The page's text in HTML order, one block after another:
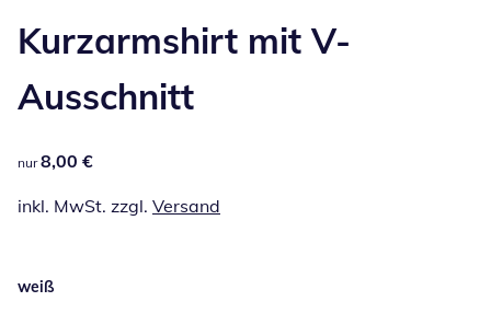
Kurzarmshirt mit V-
Ausschnitt
8,00 €
nur 8,00 €
inkl. MwSt. zzgl. Versand
weiß